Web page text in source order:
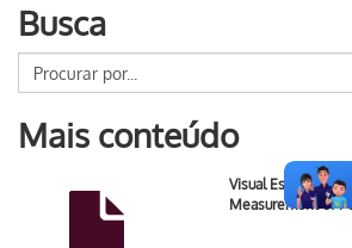
Busca
Mais conteúdo
Visual Estimation
Measurement of